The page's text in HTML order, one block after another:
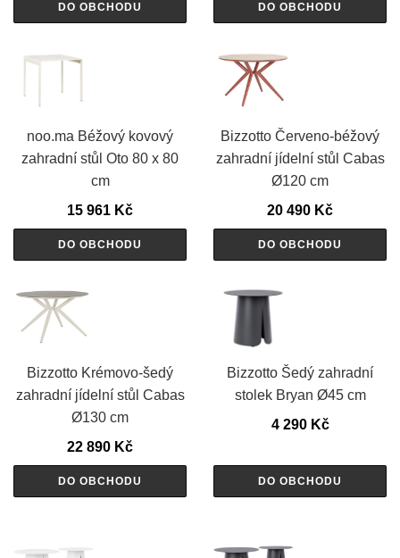
DO OBCHODU DO OBCHODU
noo.ma Béžový kovový
zahradní stůl Oto 80 x 80
cm
15 961 Kč
DO OBCHODU
Bizzotto Červeno-béžový
zahradní jídelní stůl Cabas
Ø120 cm
20 490 Kč
DO OBCHODU
Bizzotto Krémovo-šedý
zahradní jídelní stůl Cabas
Ø130 cm
22 890 Kč
DO OBCHODU
Bizzotto Šedý zahradní
stolek Bryan Ø45 cm
4 290 Kč
DO OBCHODU